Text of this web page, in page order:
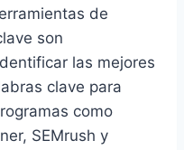
de
son
las mejores
clave para
como
SEMrush y